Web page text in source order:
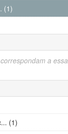
(1)
a
(1)